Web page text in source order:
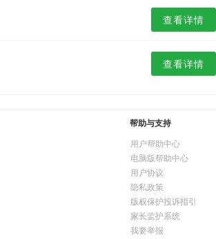
查看详情
查看详情
帮助与支持
用户帮助中心
电脑版帮助中心
用户协议
隐私政策
版权保护投诉指引
家长监护系统
我要举报